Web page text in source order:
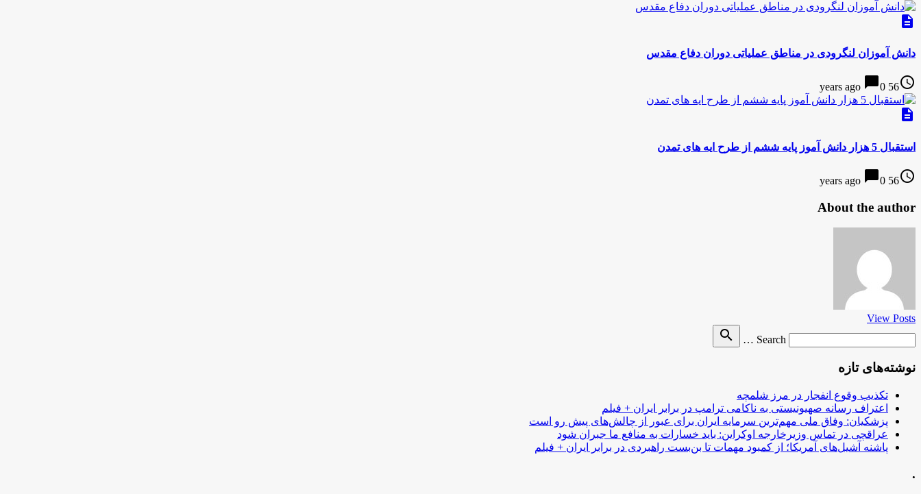
description
دانش آموزان لنگرودی در مناطق عملیاتی دوران دفاع مقدس
access_time
56 years ago
chat_bubble0
description
استقبال 5 هزار دانش آموز پایه ششم از طرح ایه های تمدن
access_time
56 years ago
chat_bubble0
About the author
View Posts
Search …
search
نوشته‌های تازه
تکذیب وقوع انفجار در مرز شلمچه
اعتراف رسانه صهیونیستی به ناکامی ترامپ در برابر ایران + فیلم
پزشکیان: وفاق ملی مهم‌ترین سرمایه ایران برای عبور از چالش‌های پیش رو است
عراقچی در تماس وزیرخارجه اوکراین: باید خسارات به منافع ما جبران شود
پاشنه آشیل‌های آمریکا؛ از کمبود مهمات تا بن‌بست راهبردی در برابر ایران + فیلم
.